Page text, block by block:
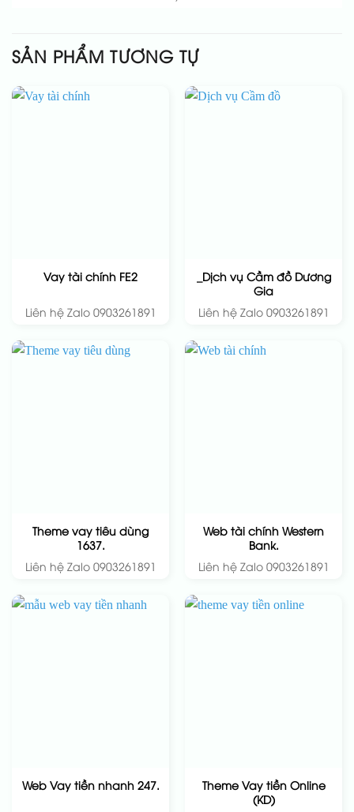
SẢN PHẨM TƯƠNG TỰ
Vay tài chính FE2
Liên hệ Zalo 0903261891
_Dịch vụ Cầm đồ Dương
Gia
Liên hệ Zalo 0903261891
Theme vay tiêu dùng
1637.
Liên hệ Zalo 0903261891
Web tài chính Western
Bank.
Liên hệ Zalo 0903261891
Web Vay tiền nhanh 247.
Theme Vay tiền Online
(KD)